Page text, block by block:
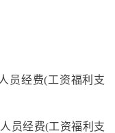
员经费(工资福利支
员经费(工资福利支